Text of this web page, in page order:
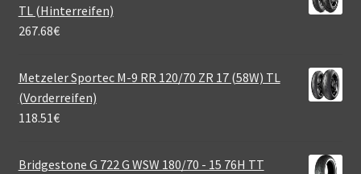
TL (Hinterreifen)
267.68€
Metzeler Sportec M-9 RR 120/70 ZR 17 (58W) TL
(Vorderreifen)
118.51€
Bridgestone G 722 G WSW 180/70 - 15 76H TT